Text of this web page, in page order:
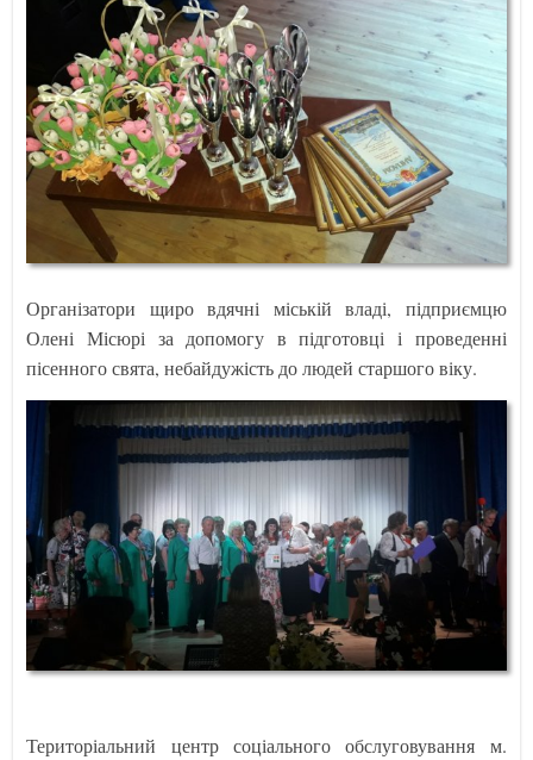
Організатори щиро вдячні міській владі, підприємцю
Олені Місюрі за допомогу в підготовці і проведенні
пісенного свята, небайдужість до людей старшого віку.
Територіальний центр соціального обслуговування м.